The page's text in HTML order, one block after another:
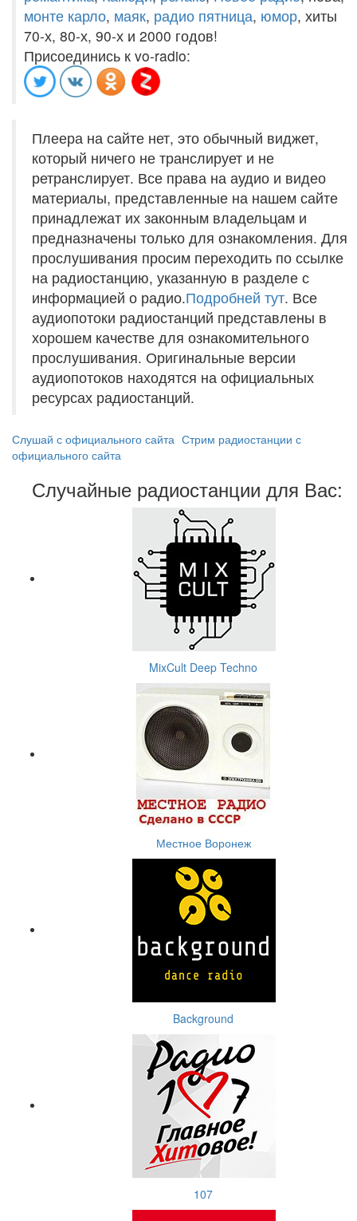
монте карло, маяк, радио пятница, юмор, хиты
70-х, 80-х, 90-х и 2000 годов!
Присоединись к vo-radio:
Плеера на сайте нет, это обычный виджет,
который ничего не транслирует и не
ретранслирует. Все права на аудио и видео
материалы, представленные на нашем сайте
принадлежат их законным владельцам и
предназначены только для ознакомления. Для
прослушивания просим переходить по ссылке
на радиостанцию, указанную в разделе с
информацией о радио.Подробней тут. Все
аудиопотоки радиостанций представлены в
хорошем качестве для ознакомительного
прослушивания. Оригинальные версии
аудиопотоков находятся на официальных
ресурсах радиостанций.
Слушай с официального сайта Стрим радиостанции с
официального сайта
Случайные радиостанции для Вас:
MixCult Deep Techno
Местное Воронеж
Background
107